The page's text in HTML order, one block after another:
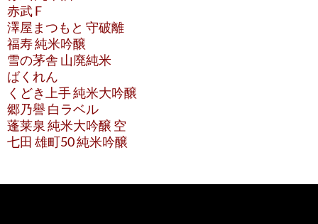
赤武 F
澤屋まつもと 守破離
福寿 純米吟醸
雪の茅舎 山廃純米
ばくれん
くどき上手 純米大吟醸
郷乃譽 白ラベル
蓬莱泉 純米大吟醸 空
七田 雄町50 純米吟醸